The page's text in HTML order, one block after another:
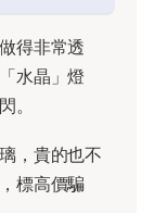
得非常透
水晶」燈
。
，貴的也不
標高價騙